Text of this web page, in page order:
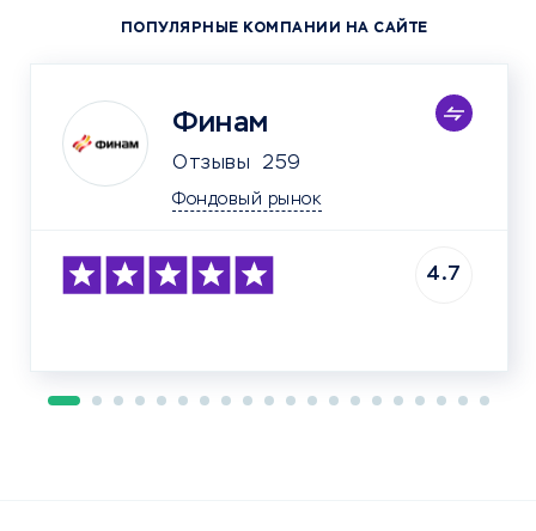
ПОПУЛЯРНЫЕ КОМПАНИИ НА САЙТЕ
Финам
Отзывы 259
Фондовый рынок
4.7